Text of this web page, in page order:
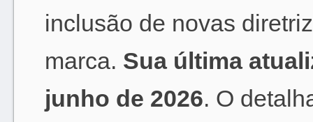
inclusão de novas
marca. Sua última
junho de 2026. O